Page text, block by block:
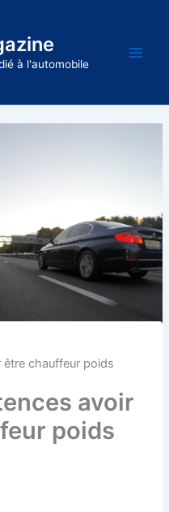
à l'automobile
chauffeur poids
avoir
poids